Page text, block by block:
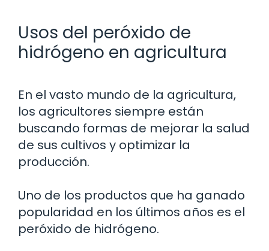
Usos del peróxido de
hidrógeno en agricultura
En el vasto mundo de la agricultura,
los agricultores siempre están
buscando formas de mejorar la salud
de sus cultivos y optimizar la
producción.
Uno de los productos que ha ganado
popularidad en los últimos años es el
peróxido de hidrógeno.